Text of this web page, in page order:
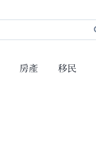
房產 移民